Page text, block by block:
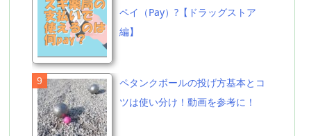
ペイ（Pay）?【ドラッグストア
編】
ペタンクボールの投げ方基本とコ
ツは使い分け！動画を参考に！